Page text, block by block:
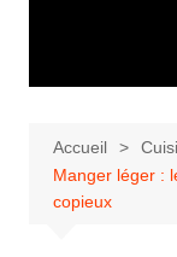
Accueil
Manger léger :
copieux